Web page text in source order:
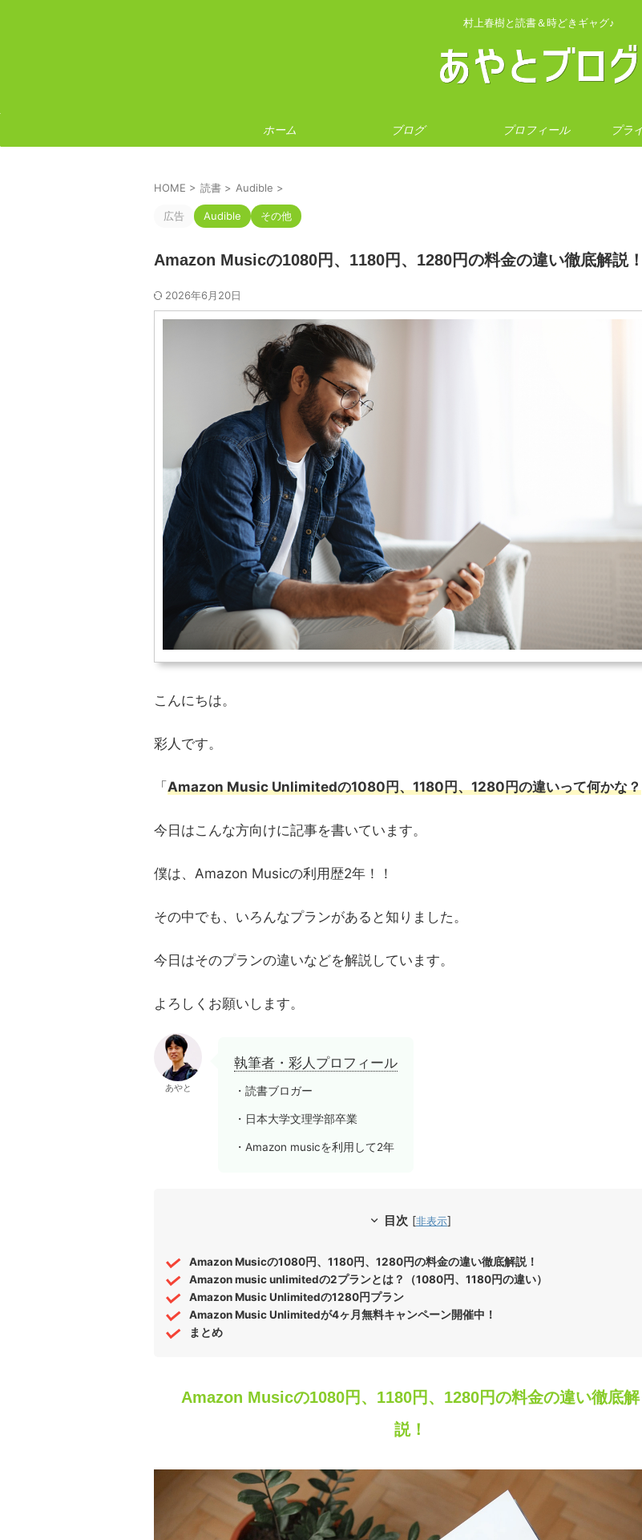
村上春樹と読書＆時どきギャグ♪
ホーム ブログ プロフィール
HOME > 読書 > Audible >
広告 Audible その他
Amazon Musicの1080円、1180円、1280円の料金の違い徹底解説！
2026年6月20日
こんにちは。
彩人です。
「 Amazon Music Unlimitedの1080円、1180円、1280円の違いって何かな？
今日はこんな方向けに記事を書いています。
僕は、Amazon Musicの利用歴2年！！
その中でも、いろんなプランがあると知りました。
今日はそのプランの違いなどを解説しています。
よろしくお願いします。
あやと
執筆者・彩人プロフィール
・読書ブロガー
・日本大学文理学部卒業
・Amazon musicを利用して2年
目次 [非表示]
Amazon Musicの1080円、1180円、1280円の料金の違い徹底解説！
Amazon music unlimitedの2プランとは？（1080円、1180円の違い）
Amazon Music Unlimitedの1280円プラン
Amazon Music Unlimitedが4ヶ月無料キャンペーン開催中！
まとめ
Amazon Musicの1080円、1180円、1280円の料金の違い徹底解
説！